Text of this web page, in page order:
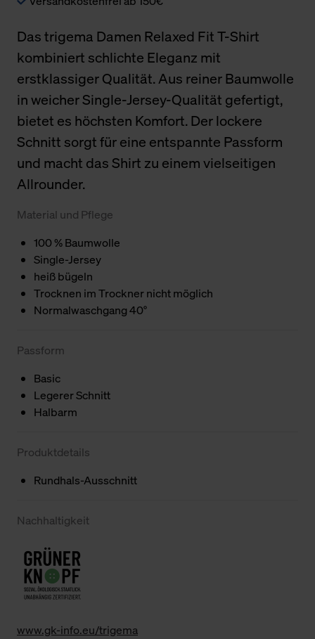
Das trigema Damen Relaxed Fit T-Shirt
kombiniert schlichte Eleganz mit
erstklassiger Qualität. Aus reiner Baumwolle
in weicher Single-Jersey-Qualität gefertigt,
bietet es höchsten Komfort. Der lockere
Schnitt sorgt für eine entspannte Passform
und macht das Shirt zu einem vielseitigen
Allrounder.
Material und Pflege
100 % Baumwolle
Single-Jersey
heiß bügeln
Trocknen im Trockner nicht möglich
Normalwaschgang 40°
Passform
Basic
Legerer Schnitt
Halbarm
Produktdetails
Rundhals-Ausschnitt
Nachhaltigkeit
www.gk-info.eu/trigema